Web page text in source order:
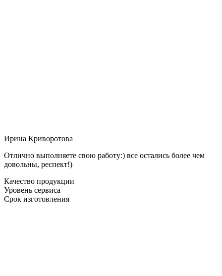
Ирина Криворотова
Отлично выполняете свою работу:) все остались более чем
довольны, респект!)
Качество продукции
Уровень сервиса
Срок изготовления